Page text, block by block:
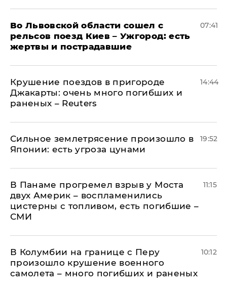
Во Львовской области сошел с
рельсов поезд Киев – Ужгород: есть
жертвы и пострадавшие
07:41
Крушение поездов в пригороде
Джакарты: очень много погибших и
раненых – Reuters
14:44
Сильное землетрясение произошло в
Японии: есть угроза цунами
19:52
В Панаме прогремел взрыв у Моста
двух Америк – воспламенились
цистерны с топливом, есть погибшие –
СМИ
11:15
В Колумбии на границе с Перу
произошло крушение военного
самолета – много погибших и раненых
10:12